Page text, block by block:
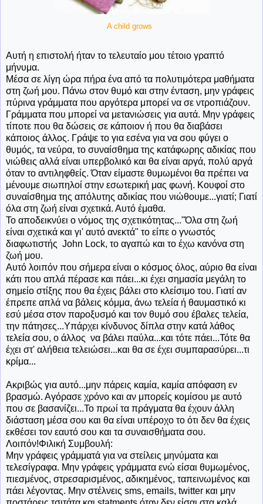
A child grows
Αυτή η επιστολή ήταν το τελευταίο μου τέτοιο γραπτό
μήνυμα.
Μέσα σε λίγη ώρα πήρα ένα από τα πολυτιμότερα μαθήματα
στη ζωή μου. Πάνω στον θυμό και στην ένταση, μην γράφεις
πύρινα γράμματα που αργότερα μπορεί να σε ντροπιάζουν.
Γράμματα που μπορεί να μετανιώσεις για αυτά. Μην γράφεις
τίποτε που θα δώσεις σε κάποιον ή που θα διαβάσει
κάποιος άλλος. Γράψε το για εσένα για να σου φύγει ο
θυμός, τα νεύρα, το συναίσθημα της κατάφωρης αδικίας που
νιώθεις αλλά είναι υπερβολικό και θα είναι αργά, πολύ αργά
όταν το αντιληφθείς. Όταν είμαστε θυμωμένοι θα πρέπει να
μένουμε σιωπηλοί στην εσωτερική μας φωνή. Κουφοί στο
συναίσθημα της απόλυτης αδικίας που νιώθουμε...γιατί; Γιατί
όλα στη ζωή είναι σχετικά. Αυτό έμαθα.
Το αποδεικνύει ο νόμος της σχετικότητας..."Όλα στη ζωή
είναι σχετικά και γι' αυτό ανεκτά" το είπε ο γνωστός
διαφωτιστής John Lock, το αγαπώ και το έχω κανόνα στη
ζωή μου.
Αυτό λοιπόν που σήμερα είναι ο κόσμος όλος, αύριο θα είναι
κάτι που απλά πέρασε και πάει...κι έχει σημασία μεγάλη το
σημείο στίξης που θα έχεις βάλει στο κλείσιμο του. Γιατί αν
έπρεπε απλά να βάλεις κόμμα, άνω τελεία ή θαυμαστικό κι
εσύ μέσα στον παροξυσμό και τον θυμό σου έβαλες τελεία,
την πάτησες...Υπάρχει κίνδυνος δίπλα στην κατά λάθος
τελεία σου, ο άλλος να βάλει παύλα...και τότε πάει...Τότε θα
έχει στ' αλήθεια τελειώσει...και θα σε έχει συμπαρασύρει...τι
κρίμα...
Ακριβώς για αυτό...μην πάρεις καμία, καμία απόφαση εν
βρασμώ. Αγόρασε χρόνο και αν μπορείς κομίσου με αυτό
που σε βασανίζει...Το πρωί τα πράγματα θα έχουν άλλη
διάσταση μέσα σου και θα είναι υπέροχο το ότι δεν θα έχεις
εκθέσει τον εαυτό σου και τα συναισθήματα σου.
Λοιπόν!Φιλική Συμβουλή:
Μην γράφεις γράμματά για να στείλεις μηνύματα και
τελεσίγραφα. Μην γράφεις γράμματα ενώ είσαι θυμωμένος,
πιεσμένος, στρεσαρισμένος, αδικημένος, ταπεινωμένος και
πάει λέγοντας. Μην στέλνεις sms, emails, twitter και μην